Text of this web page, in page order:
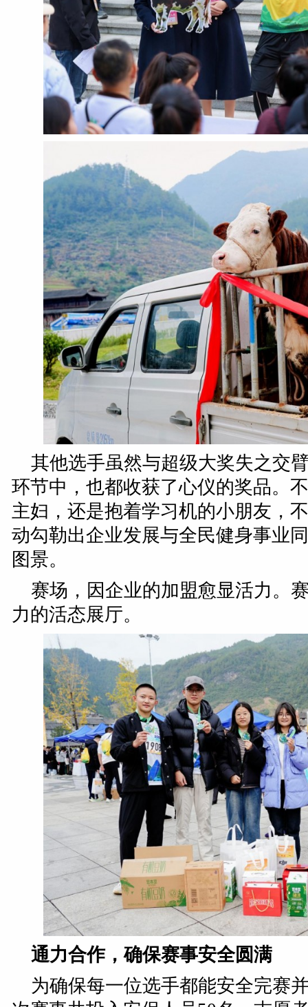
其他选手虽然与超级大奖失之交
环节中，也都收获了心仪的奖品。
主妇，还是抱着学习机的小朋友，
动勾勒出企业发展与全民健身事业
图景。
赛场，因企业的加盟愈显活力。
力的活态展厅。
通力合作，确保赛事安全圆满
为确保每一位选手都能安全完赛